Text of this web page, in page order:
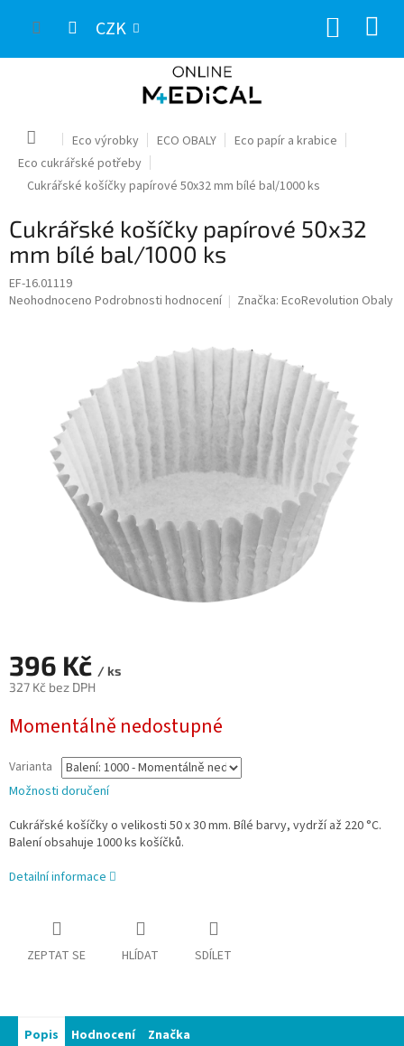
CZK
Domů Eco výrobky ECO OBALY
Eco papír a krabice
Eco cukrářské potřeby
Cukrářské košíčky papírové 50x32 mm bílé bal/1000 ks
Cukrářské košíčky papírové 50x32
mm bílé bal/1000 ks
EF-16.01119
Průměrné
hvězdiček.
Neohodnoceno Podrobnosti hodnocení Značka: EcoRevolution Obaly
396 Kč / ks
327 Kč bez DPH
cena:
Momentálně nedostupné
Varianta
Možnosti doručení
Cukrářské košíčky o velikosti 50 x 30 mm. Bílé barvy, vydrží až 220 °C.
Balení obsahuje 1000 ks košíčků.
Detailní informace
ZEPTAT SE HLÍDAT SDÍLET
Popis Hodnocení Značka